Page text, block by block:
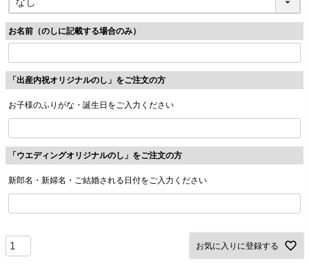
必
お名前（のしに記載する場合のみ）
「出産内祝オリジナルのし」をご注文の方
お子様のふりがな・誕生日をご入力ください
「ウエディングオリジナルのし」をご注文の方
新郎名・新婦名・ご結婚される日付をご入力ください
お気に入りに登録する